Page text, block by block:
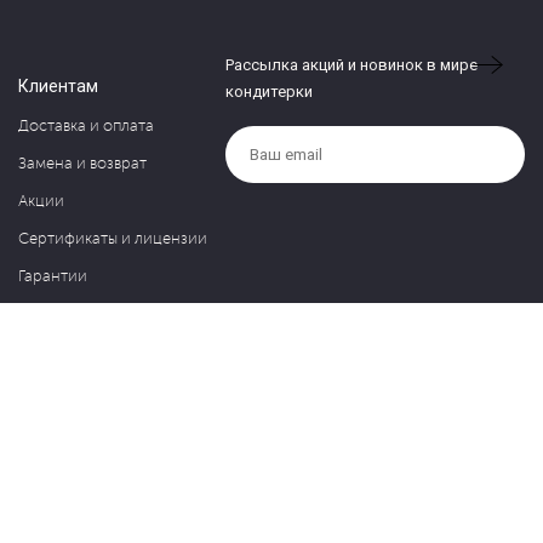
Клиентам
Доставка и оплата
Замена и возврат
Акции
Сертификаты и лицензии
Гарантии
Рассылка акций и новинок в мире
кондитерки